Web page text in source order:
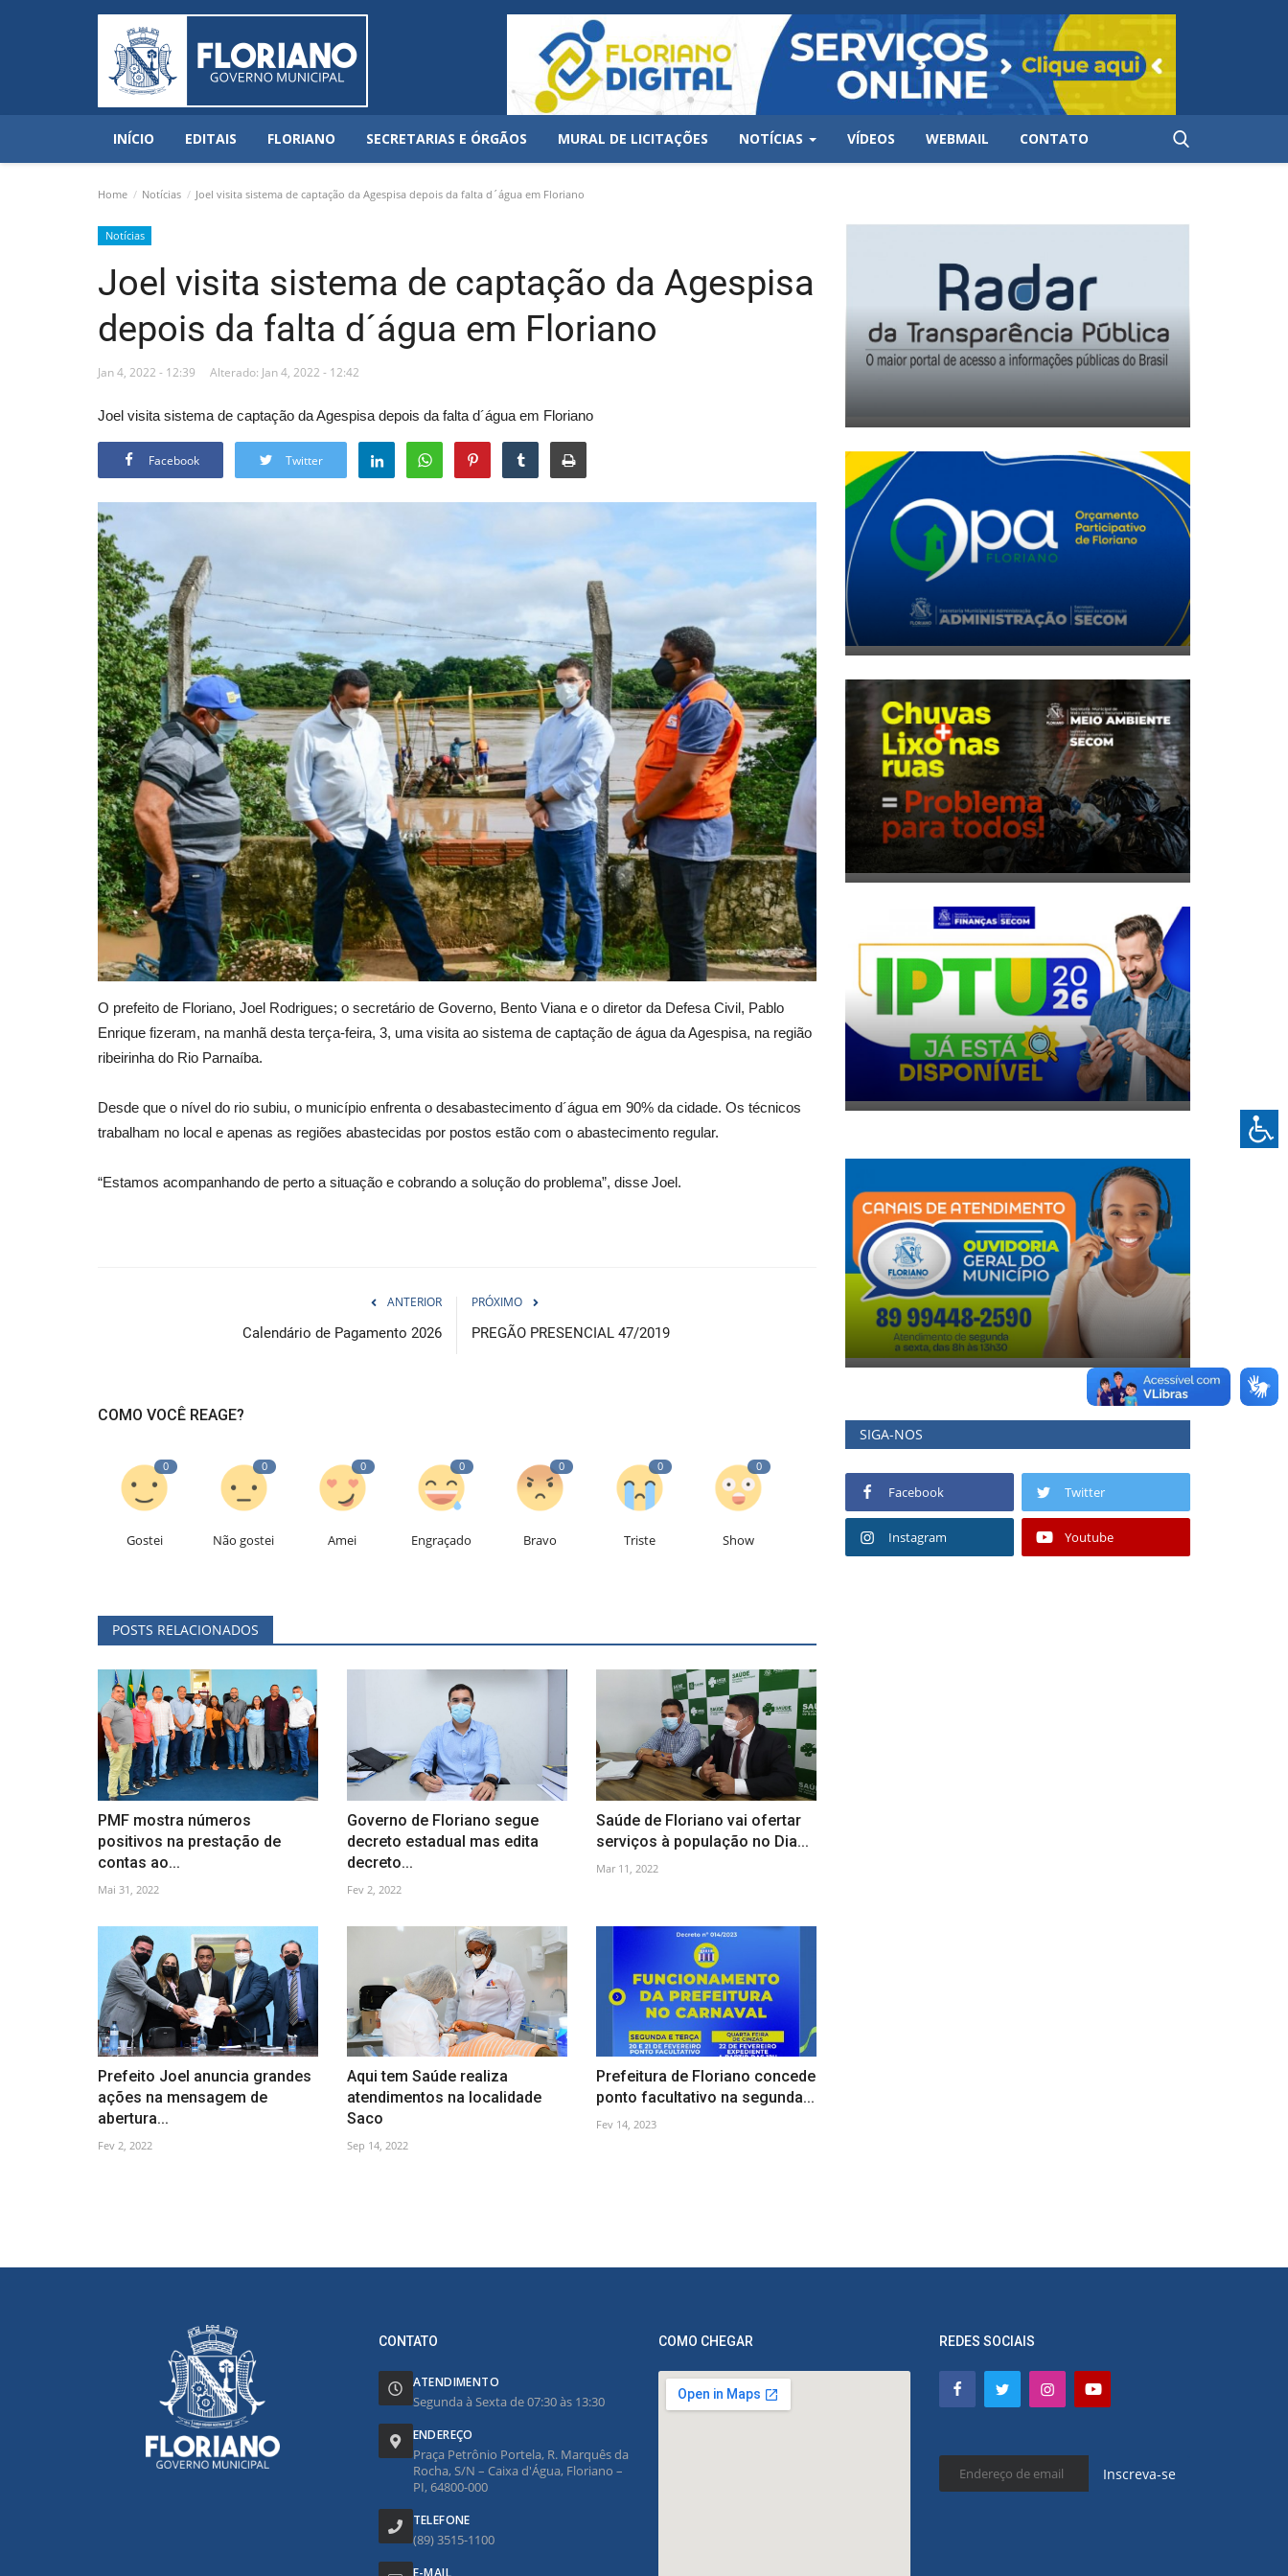
INÍCIO EDITAIS FLORIANO SECRETARIAS E ÓRGÃOS MURAL DE LICITAÇÕES NOTÍCIAS VÍDEOS WEBMAIL CONTATO
Home Notícias Joel visita sistema de captação da Agespisa depois da falta d´água em Floriano
Notícias
Joel visita sistema de captação da Agespisa
depois da falta d´água em Floriano
Jan 4, 2022 - 12:39 Alterado: Jan 4, 2022 - 12:42
Joel visita sistema de captação da Agespisa depois da falta d´água em Floriano
Facebook Twitter
O prefeito de Floriano, Joel Rodrigues; o secretário de Governo, Bento Viana e o diretor da Defesa Civil, Pablo
Enrique fizeram, na manhã desta terça-feira, 3, uma visita ao sistema de captação de água da Agespisa, na região
ribeirinha do Rio Parnaíba.
Desde que o nível do rio subiu, o município enfrenta o desabastecimento d´água em 90% da cidade. Os técnicos
trabalham no local e apenas as regiões abastecidas por postos estão com o abastecimento regular.
“Estamos acompanhando de perto a situação e cobrando a solução do problema”, disse Joel.
ANTERIOR
Calendário de Pagamento 2026
PRÓXIMO
PREGÃO PRESENCIAL 47/2019
COMO VOCÊ REAGE?
0
Gostei
0
Não gostei
0
Amei
0
Engraçado
0
Bravo
0
Triste
0
Show
POSTS RELACIONADOS
PMF mostra números
positivos na prestação de
contas ao...
Mai 31, 2022
Governo de Floriano segue
decreto estadual mas edita
decreto...
Fev 2, 2022
Saúde de Floriano vai ofertar
serviços à população no Dia...
Mar 11, 2022
Prefeito Joel anuncia grandes
ações na mensagem de
abertura...
Fev 2, 2022
Aqui tem Saúde realiza
atendimentos na localidade
Saco
Sep 14, 2022
Prefeitura de Floriano concede
ponto facultativo na segunda...
Fev 14, 2023
SIGA-NOS
Facebook Twitter
Instagram Youtube
CONTATO
ATENDIMENTO
Segunda à Sexta de 07:30 às 13:30
ENDEREÇO
Praça Petrônio Portela, R. Marquês da
Rocha, S/N – Caixa d'Água, Floriano –
PI, 64800-000
TELEFONE
(89) 3515-1100
COMO CHEGAR REDES SOCIAIS
Inscreva-se